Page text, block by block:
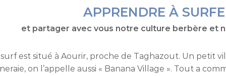
APPRENDRE À
et partager avec vous notre culture berbère et
est situé à Aourir, proche de Taghazout. Un petit
on l’appelle aussi « Banana Village ». Tout a